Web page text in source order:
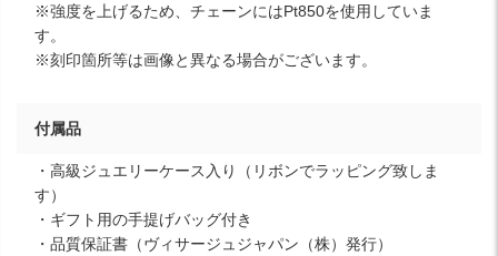
※強度を上げるため、チェーンにはPt850を使用していま
す。
※刻印箇所等は画像と異なる場合がございます。
付属品
・高級ジュエリーケース入り（リボンでラッピング致しま
す）
・ギフト用の手提げバッグ付き
・品質保証書（ヴィサージュジャパン（株）発行）